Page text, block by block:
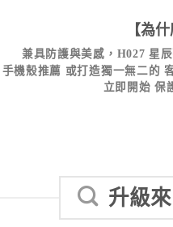
【為
兼具防護與美感， H027 星
手機殼推薦 或打造獨一無二的
立即開始 保
升級